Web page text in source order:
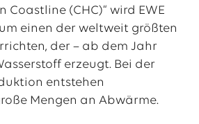
Coastline (CHC)“ wird EWE
einen der weltweit größten
der – ab dem Jahr
erzeugt. Bei der
entstehen
Mengen an Abwärme.